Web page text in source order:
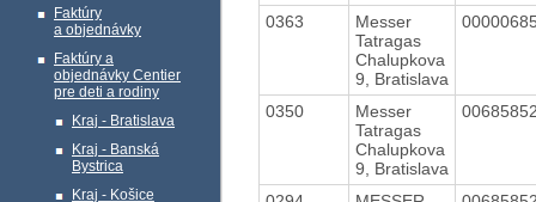
Faktúry
a objednávky
Faktúry a
objednávky Centier
pre deti a rodiny
Kraj - Bratislava
Kraj - Banská
Bystrica
Kraj - Košice
0363
Messer
Tatragas
Chalupkova
9, Bratislava
0350
Messer
Tatragas
Chalupkova
9, Bratislava